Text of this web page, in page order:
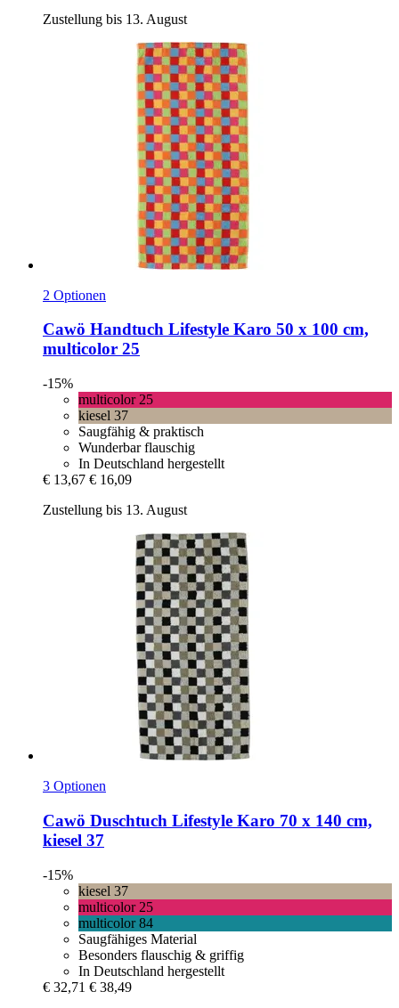
Zustellung bis 13. August
2 Optionen
Cawö Handtuch Lifestyle Karo 50 x 100 cm,
multicolor 25
-15%
multicolor 25
kiesel 37
Saugfähig & praktisch
Wunderbar flauschig
In Deutschland hergestellt
€ 13,67 € 16,09
Zustellung bis 13. August
3 Optionen
Cawö Duschtuch Lifestyle Karo 70 x 140 cm,
kiesel 37
-15%
kiesel 37
multicolor 25
multicolor 84
Saugfähiges Material
Besonders flauschig & griffig
In Deutschland hergestellt
€ 32,71 € 38,49